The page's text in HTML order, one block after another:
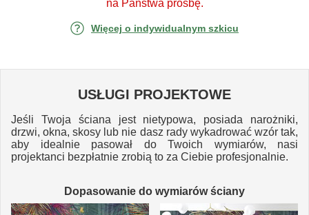
na Państwa prośbę.
Więcej o indywidualnym szkicu
USŁUGI PROJEKTOWE
Jeśli Twoja ściana jest nietypowa, posiada narożniki,
drzwi, okna, skosy lub nie dasz rady wykadrować wzór tak,
aby idealnie pasował do Twoich wymiarów, nasi
projektanci bezpłatnie zrobią to za Ciebie profesjonalnie.
Dopasowanie do wymiarów ściany